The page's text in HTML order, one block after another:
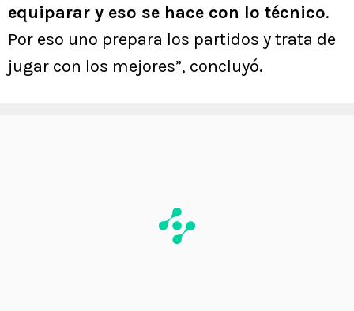
equiparar y eso se hace con lo técnico.
Por eso uno prepara los partidos y trata de
jugar con los mejores”, concluyó.